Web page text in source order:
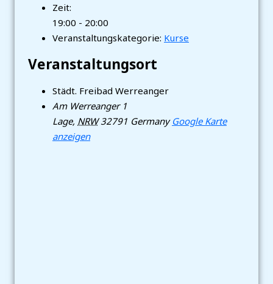
Zeit:
19:00 - 20:00
Veranstaltungskategorie: Kurse
Veranstaltungsort
Städt. Freibad Werreanger
Am Werreanger 1
Lage, NRW 32791 Germany Google Karte
anzeigen